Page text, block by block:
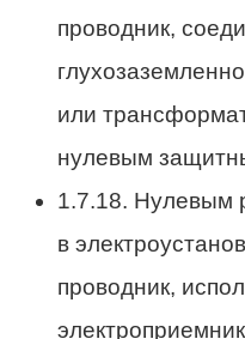
проводник,
или
нулевым
1.7.18. Нулевым
в
проводник,